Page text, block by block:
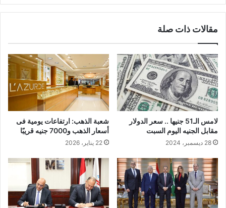
مقالات ذات صلة
لامس الـ51 جنيها .. سعر الدولار
مقابل الجنيه اليوم السبت
28 ديسمبر، 2024
شعبة الذهب: ارتفاعات يومية فى
أسعار الذهب و7000 جنيه قريبًا
22 يناير، 2026